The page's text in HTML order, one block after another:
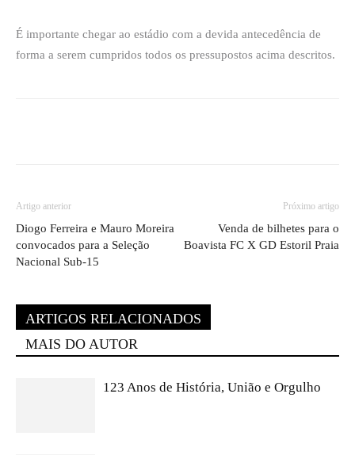
É importante chegar ao estádio com a devida antecedência de
forma a serem cumpridos todos os pressupostos acima descritos.
Artigo anterior
Diogo Ferreira e Mauro Moreira
convocados para a Seleção
Nacional Sub-15
Próximo artigo
Venda de bilhetes para o
Boavista FC X GD Estoril Praia
ARTIGOS RELACIONADOS
MAIS DO AUTOR
123 Anos de História, União e Orgulho